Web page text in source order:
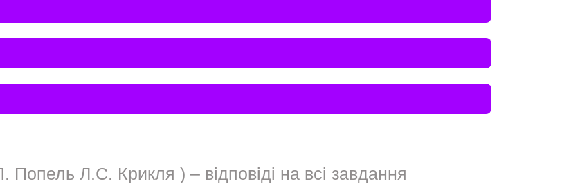
Попель Л.С. Крикля ) – відповіді на всі завдання